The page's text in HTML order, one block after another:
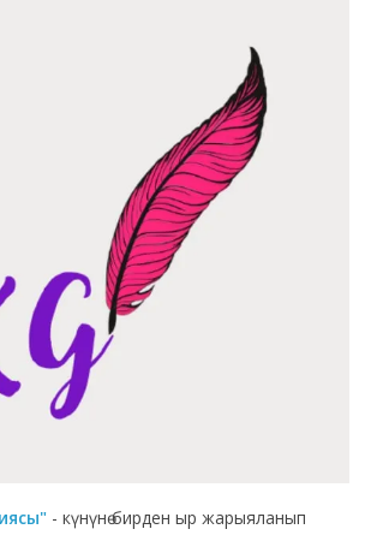
- күнүнө бирден ыр жарыяланып